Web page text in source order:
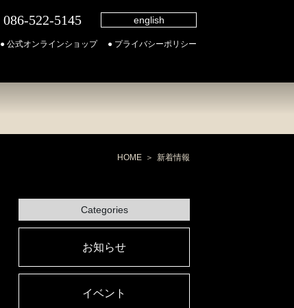
086-522-5145 english
● 公式オンラインショップ ● プライバシーポリシー
HOME 新着情報
Categories
お知らせ
イベント